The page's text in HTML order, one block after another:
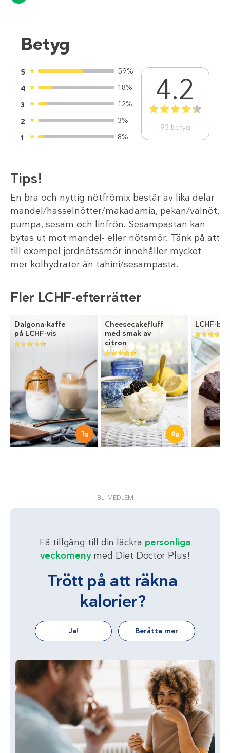
Betyg
5
59%
4
18%
3
12%
2
3%
1
8%
4.2
1 2 3 4 5
93 betyg
Tips!
En bra och nyttig nötfrömix består av lika delar
mandel/hasselnötter/makadamia, pekan/valnöt,
pumpa, sesam och linfrön. Sesampastan kan
bytas ut mot mandel- eller nötsmör. Tänk på att
till exempel jordnötssmör innehåller mycket
mer kolhydrater än tahini/sesampasta.
Fler LCHF-efterrätter
Dalgona-kaffe
på LCHF-vis
1g
Cheesecakefluff
med smak av
citron
6g
LCHF-
BLI MEDLEM
Få tillgång till din läckra personliga
veckomenymed Diet Doctor Plus!
Trött på att räkna
kalorier?
Ja! Berätta mer